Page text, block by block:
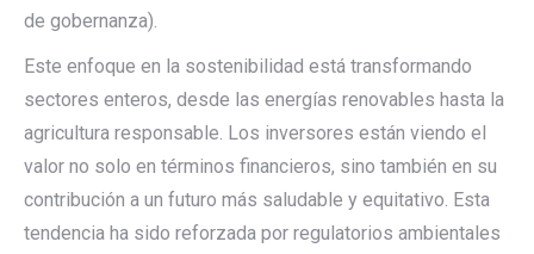
de gobernanza).
Este enfoque en la sostenibilidad está transformando
sectores enteros, desde las energías renovables hasta la
agricultura responsable. Los inversores están viendo el
valor no solo en términos financieros, sino también en su
contribución a un futuro más saludable y equitativo. Esta
tendencia ha sido reforzada por regulatorios ambientales